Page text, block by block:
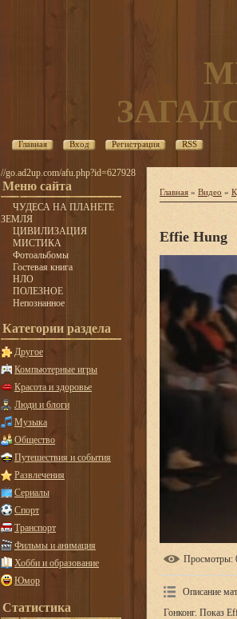
Главная Вход Регистрация RSS
//go.ad2up.com/afu.php?id=627928
Меню сайта
ЧУДЕСА НА ПЛАНЕТЕ
ЗЕМЛЯ
ЦИВИЛИЗАЦИЯ
МИСТИКА
Фотоальбомы
Гостевая книга
НЛО
ПОЛЕЗНОЕ
Непознанное
Категории раздела
Другое
Компьютерные игры
Красота и здоровье
Люди и блоги
Музыка
Общество
Путешествия и события
Развлечения
Сериалы
Спорт
Транспорт
Фильмы и анимация
Хобби и образование
Юмор
Статистика
Главная » Видео »
Effie Hung
Просмотры:
Описание
Гонконг. Показ